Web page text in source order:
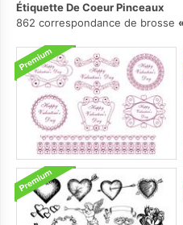
Étiquette De Coeur Pinceaux
862 correspondance de brosse